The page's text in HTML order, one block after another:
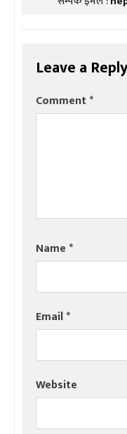
Leave a Reply
Comment*
Name*
Email*
Website